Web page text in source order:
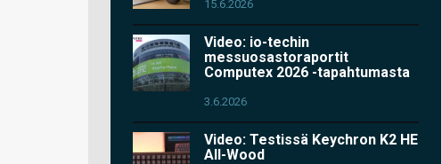
15.6.2026
Video: io-techin
messuosastoraportit
Computex 2026 -tapahtumasta
3.6.2026
Video: Testissä Keychron K2 HE
All-Wood